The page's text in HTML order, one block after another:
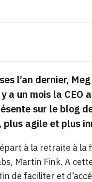
l’an dernier,
a un mois la
sur le blog
agile et plus
à la retraite à la
Martin Fink. A
de faciliter et